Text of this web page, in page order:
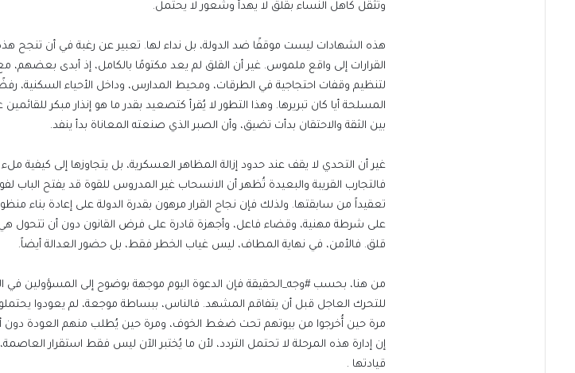
وتثقل كاهل النساء بقلق لا يهدأ وشعور لا يحتمل.
هذه الشهادات ليست موقفًا ضد الدولة، بل نداء لها. تعبير عن رغبة في أن تنجح
القرارات إلى واقع ملموس. غير أن القلق لم يعد مكتومًا بالكامل، إذ أبدى بعضهم،
لتنظيم وقفات احتجاجية في الطرقات، ومحيط المدارس، وداخل الأحياء السكنية،
المسلحة أيا كان تبريرها. وهذا التطور لا يُقرأ كتصعيد بقدر ما هو إنذار مبكر للقائمين
بين الثقة والاحتقان بدأت تضيق، وأن الصبر الذي صنعته المعاناة بدأ ينفد.
غير أن التحدي لا يقف عند حدود إزالة المظاهر العسكرية، بل يتجاوزها إلى كيفية ملء
فالتجارب القريبة والبعيدة تُظهر أن الانسحاب غير المدروس للقوة قد يفتح الباب
تعقيداً من سابقتها. ولذلك فإن نجاح القرار مرهون بقدرة الدولة على إعادة بناء
على شرطة مهنية، وقضاء فاعل، وأجهزة قادرة على فرض القانون دون أن تتحول
قلق. فالأمن، في نهاية المطاف، ليس غياب الخطر فقط، بل حضور العدالة أيضاً.
من هنا، بحسب #وجه_الحقيقة فإن الدعوة اليوم موجهة بوضوح إلى المسؤولين في
للتحرك العاجل قبل أن يتفاقم المشهد. فالناس، ببساطة موجعة، لم يعودوا
مرة حين أُخرجوا من بيوتهم تحت ضغط الخوف، ومرة حين يُطلب منهم العودة دون
إن إدارة هذه المرحلة لا تحتمل التردد، لأن ما يُختبر الآن ليس فقط استقرار
قيادتها .